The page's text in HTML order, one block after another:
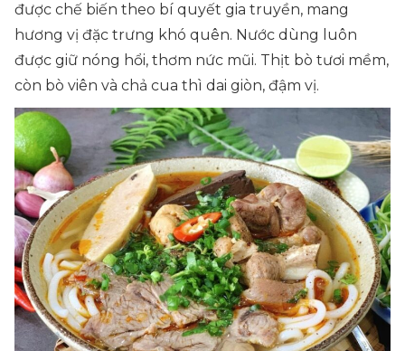
được chế biến theo bí quyết gia truyền, mang
hương vị đặc trưng khó quên. Nước dùng luôn
được giữ nóng hổi, thơm nức mũi. Thịt bò tươi mềm,
còn bò viên và chả cua thì dai giòn, đậm vị.